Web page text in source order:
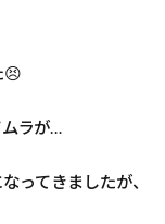
😣
ムラが…
ってきましたが、